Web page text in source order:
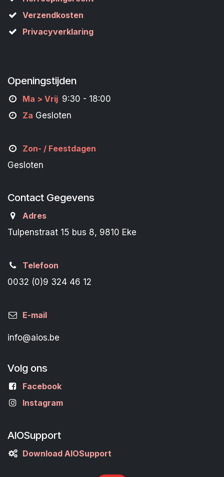
Verzendkosten
Privacyverklaring
Openingstijden
Ma > Vrij 9:30 - 18:00
Za Gesloten
Zon- / Feestdagen
Gesloten
Contact Gegevens
Adres
Tulpenstraat 15 bus 8, 9810 Eke
Telefoon
0032 (0)9 324 46 12
E-mail
info@aios.be
Volg ons
Facebook
Instagram
AIOSupport
Download AIOSupport